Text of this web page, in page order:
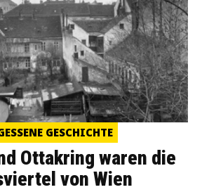
GESCHICHTE
Ottakring waren die
von Wien